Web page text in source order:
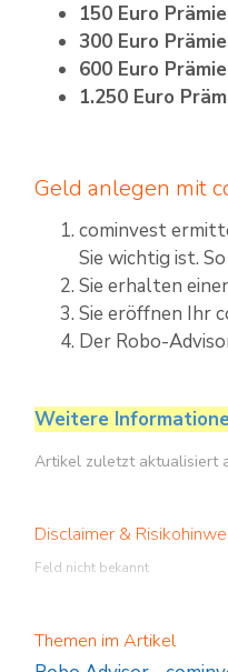
150 Euro Prämie
300 Euro Prämie
600 Euro Prämie
1.250 Euro
Geld anlegen mit
cominvest
Sie wichtig ist.
Sie erhalten
Sie eröffnen Ihr
Der Robo-
Weitere
Artikel zuletzt aktualisiert
Disclaimer &
Feld nicht bekannt
Themen im Artikel